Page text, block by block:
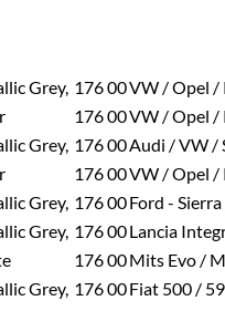
Grey, 176 00VW / Opel /
176 00VW / Opel /
Grey, 176 00Audi / VW /
176 00VW / Opel /
Grey, 176 00Ford -
Grey, 176 00Lancia
176 00Mits Evo /
Grey, 176 00Fiat 500 /